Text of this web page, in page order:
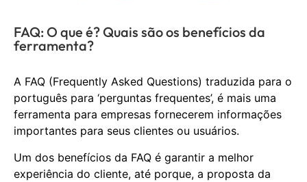
FAQ: O que é? Quais são os benefícios da
ferramenta?
A FAQ (Frequently Asked Questions) traduzida para o
português para ‘perguntas frequentes’, é mais uma
ferramenta para empresas fornecerem informações
importantes para seus clientes ou usuários.
Um dos benefícios da FAQ é garantir a melhor
experiência do cliente, até porque, a proposta da